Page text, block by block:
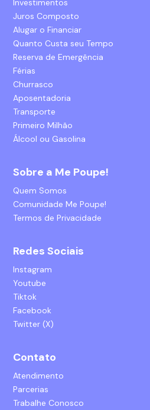
Investimentos
Juros Composto
Alugar o Financiar
Quanto Custa seu Tempo
Reserva de Emergência
Férias
Churrasco
Aposentadoria
Transporte
Primeiro Milhão
Álcool ou Gasolina
Sobre a Me Poupe!
Quem Somos
Comunidade Me Poupe!
Termos de Privacidade
Redes Sociais
Instagram
Youtube
Tiktok
Facebook
Twitter (X)
Contato
Atendimento
Parcerias
Trabalhe Conosco